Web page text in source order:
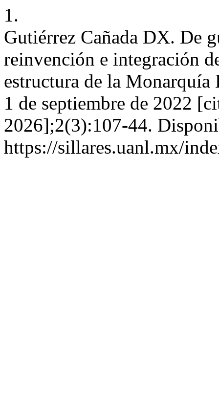
1.
Gutiérrez Cañada DX. De
reinvención e integración
estructura de la
1 de septiembre de 2022
2026];2(3):107-44.
https://sillares.uanl.mx/